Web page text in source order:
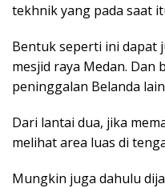
tekhnik yang pada saat
Bentuk seperti ini dapat
mesjid raya Medan.
peninggalan Belanda
Dari lantai dua, jika
melihat area luas di
Mungkin juga dahulu